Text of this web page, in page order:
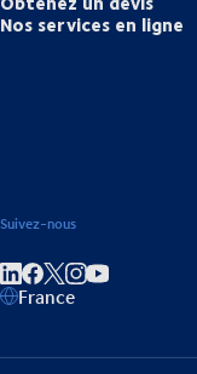
Nos services en ligne
Suivez-nous
Partager sur linkedIn
Partager sur Facebook
Partager sur
France